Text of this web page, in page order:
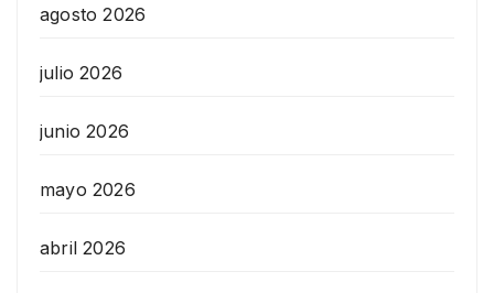
agosto 2026
julio 2026
junio 2026
mayo 2026
abril 2026